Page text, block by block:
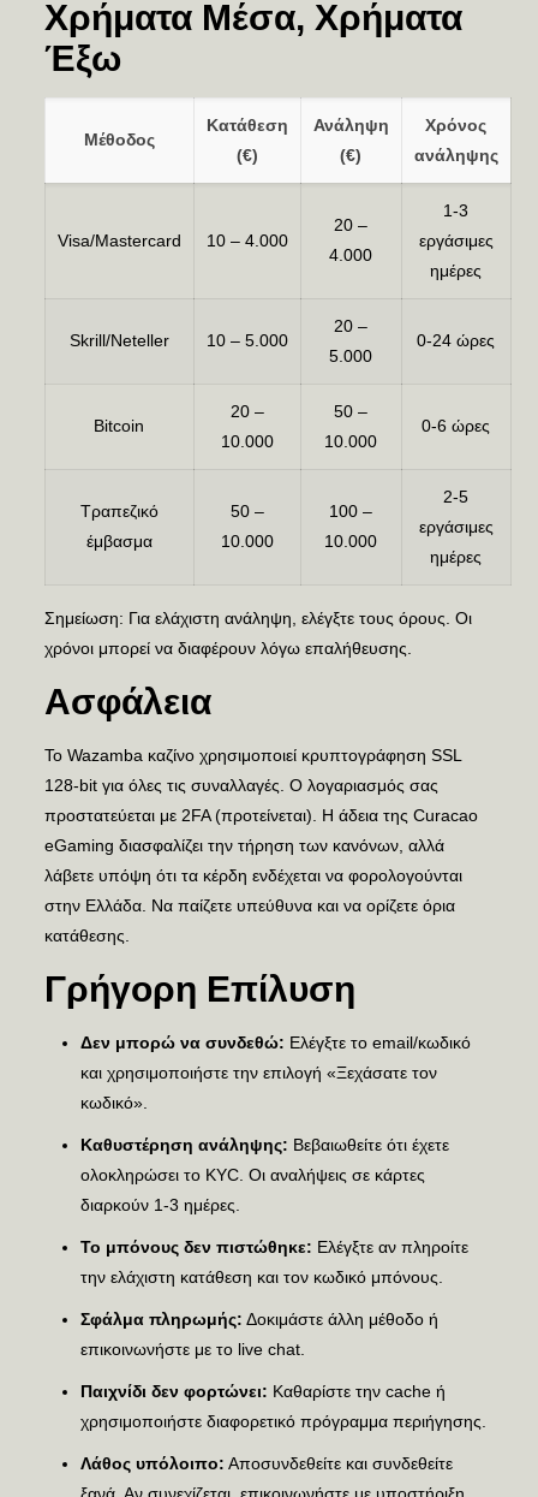
Χρήματα Μέσα, Χρήματα
Έξω
Μέθοδος
Κατάθεση
(€)
Ανάληψη
(€)
Χρόνος
ανάληψης
Visa/Mastercard 10 – 4.000
20 –
4.000
1-3
εργάσιμες
ημέρες
Skrill/Neteller 10 – 5.000
20 –
5.000
0-24 ώρες
Bitcoin
20 –
10.000
50 –
10.000
0-6 ώρες
Τραπεζικό
έμβασμα
50 –
10.000
100 –
10.000
2-5
εργάσιμες
ημέρες
Σημείωση: Για ελάχιστη ανάληψη, ελέγξτε τους όρους. Οι
χρόνοι μπορεί να διαφέρουν λόγω επαλήθευσης.
Ασφάλεια
Το Wazamba καζίνο χρησιμοποιεί κρυπτογράφηση SSL
128-bit για όλες τις συναλλαγές. Ο λογαριασμός σας
προστατεύεται με 2FA (προτείνεται). Η άδεια της Curacao
eGaming διασφαλίζει την τήρηση των κανόνων, αλλά
λάβετε υπόψη ότι τα κέρδη ενδέχεται να φορολογούνται
στην Ελλάδα. Να παίζετε υπεύθυνα και να ορίζετε όρια
κατάθεσης.
Γρήγορη Επίλυση
Δεν μπορώ να συνδεθώ: Ελέγξτε το email/κωδικό
και χρησιμοποιήστε την επιλογή «Ξεχάσατε τον
κωδικό».
Καθυστέρηση ανάληψης: Βεβαιωθείτε ότι έχετε
ολοκληρώσει το KYC. Οι αναλήψεις σε κάρτες
διαρκούν 1-3 ημέρες.
Το μπόνους δεν πιστώθηκε: Ελέγξτε αν πληροίτε
την ελάχιστη κατάθεση και τον κωδικό μπόνους.
Σφάλμα πληρωμής: Δοκιμάστε άλλη μέθοδο ή
επικοινωνήστε με το live chat.
Παιχνίδι δεν φορτώνει: Καθαρίστε την cache ή
χρησιμοποιήστε διαφορετικό πρόγραμμα περιήγησης.
Λάθος υπόλοιπο: Αποσυνδεθείτε και συνδεθείτε